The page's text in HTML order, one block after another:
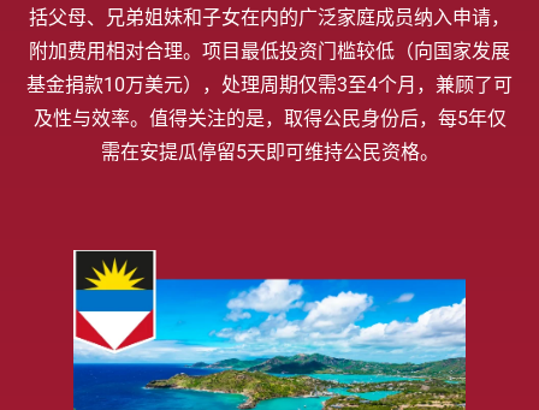
括父母、兄弟姐妹和子女在内的广泛家庭成员纳入申请，
附加费用相对合理。项目最低投资门槛较低（向国家发展
基金捐款10万美元），处理周期仅需3至4个月，兼顾了可
及性与效率。值得关注的是，取得公民身份后，每5年仅
需在安提瓜停留5天即可维持公民资格。